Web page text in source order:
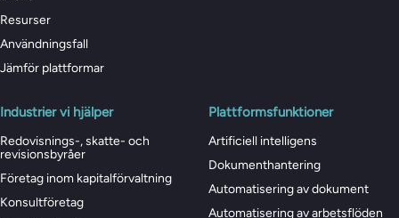
Resurser
Användningsfall
Jämför plattformar
Industrier vi hjälper
Redovisnings-, skatte- och
revisionsbyråer
Företag inom kapitalförvaltning
Konsultföretag
Plattformsfunktioner
Artificiell intelligens
Dokumenthantering
Automatisering av dokument
Automatisering av arbetsflöden